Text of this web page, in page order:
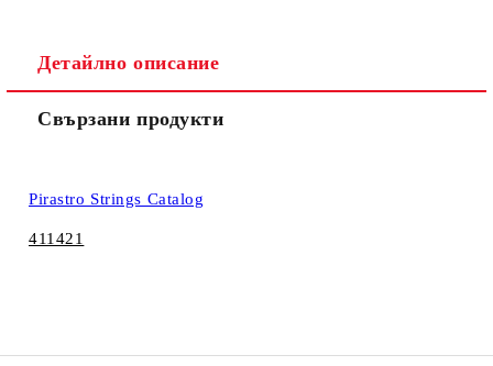
Детайлно описание
Свързани продукти
Pirastro Strings Catalog
411421